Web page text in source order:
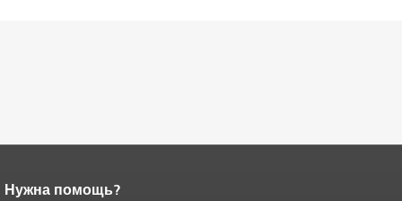
Конец содержимого
Нужна помощь?